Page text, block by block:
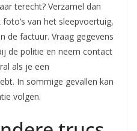
terecht? Verzamel dan
van het sleepvoertuig,
de factuur. Vraag gegevens
de politie en neem contact
als je een
In sommige gevallen kan
volgen.